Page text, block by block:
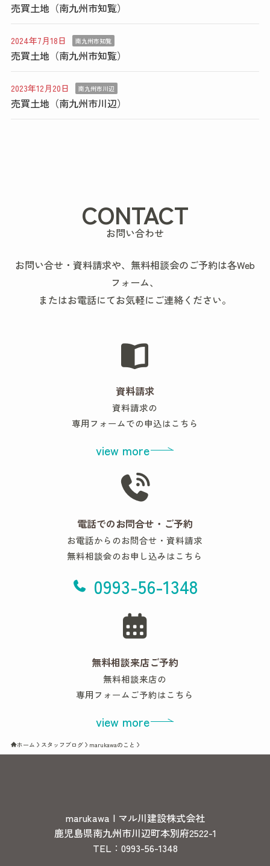
売買土地（南九州市知覧）
2024年7月18日 南九州市知覧
売買土地（南九州市知覧）
2023年12月20日 南九州市川辺
売買土地（南九州市川辺）
CONTACT
お問い合わせ
お問い合せ・資料請求や、無料相談会のご予約は各Web
フォーム、
またはお電話にてお気軽にご連絡ください。
資料請求
資料請求の
専用フォームでの申込はこちら
view more
電話でのお問合せ・ご予約
お電話からのお問合せ・資料請求
無料相談会のお申し込みはこちら
0993-56-1348
無料相談来店ご予約
無料相談来店の
専用フォームご予約はこちら
view more
ホーム スタッフブログ marukawaのこと
marukawa | マル川建設株式会社
鹿児島県南九州市川辺町本別府2522-1
TEL：0993-56-1348